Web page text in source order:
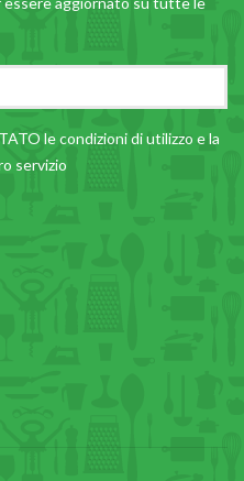
lecondizioni di utilizzo e la
servizio